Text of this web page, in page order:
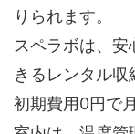
りられます。
スペラボは、
きるレンタル収
初期費用0円で